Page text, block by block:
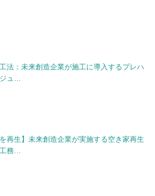
法：未来創造企業が施工に導入するプレハ
ュ…
を再生】未来創造企業が実施する空き家再生
務…